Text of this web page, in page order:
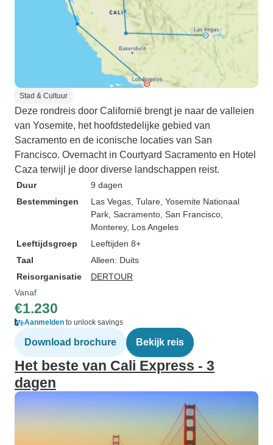
Stad & Cultuur
Deze rondreis door Californië brengt je naar de valleien
van Yosemite, het hoofdstedelijke gebied van
Sacramento en de iconische locaties van San
Francisco. Overnacht in Courtyard Sacramento en Hotel
Caza terwijl je door diverse landschappen reist.
Duur
9 dagen
Bestemmingen
Las Vegas , Tulare , Yosemite Nationaal
Park , Sacramento , San Francisco
Monterey, Los Angeles
Leeftijdsgroep
Leeftijden 8+
Taal
Alleen: Duits
Reisorganisatie
DERTOUR
Vanaf
€1.230
Aanmelden to unlock savings
Download brochure Bekijk reis
Het beste van Cali Express - 3
dagen